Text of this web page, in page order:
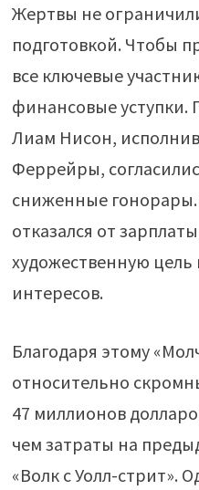
Жертвы не
подготовкой. Чтобы
все ключевые
финансовые уступки.
Лиам Нисон,
Феррейры,
сниженные гонорары.
отказался от
художественную
интересов.
Благодаря этому
относительно
47 миллионов
чем затраты на
«Волк с Уолл-стрит».